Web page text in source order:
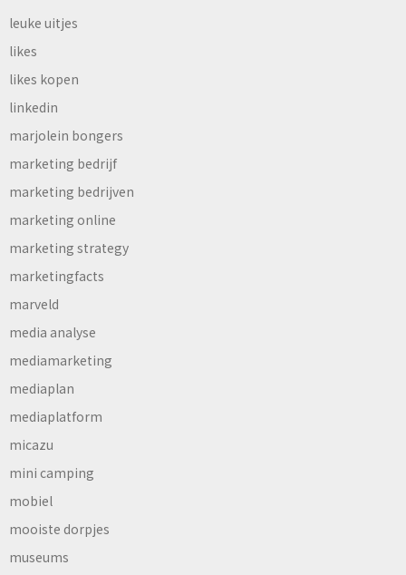
leuke uitjes
likes
likes kopen
linkedin
marjolein bongers
marketing bedrijf
marketing bedrijven
marketing online
marketing strategy
marketingfacts
marveld
media analyse
mediamarketing
mediaplan
mediaplatform
micazu
mini camping
mobiel
mooiste dorpjes
museums